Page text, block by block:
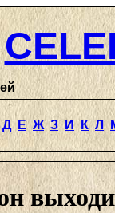
Д Е Ж З И К Л